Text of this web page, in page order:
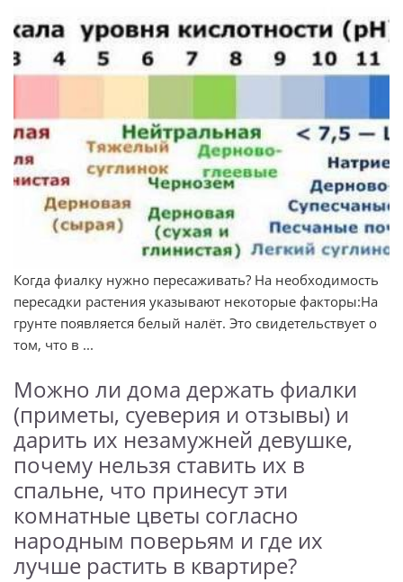
Когда фиалку нужно пересаживать? На необходимость
пересадки растения указывают некоторые факторы:На
грунте появляется белый налёт. Это свидетельствует о
том, что в ...
Можно ли дома держать фиалки
(приметы, суеверия и отзывы) и
дарить их незамужней девушке,
почему нельзя ставить их в
спальне, что принесут эти
комнатные цветы согласно
народным поверьям и где их
лучше растить в квартире?